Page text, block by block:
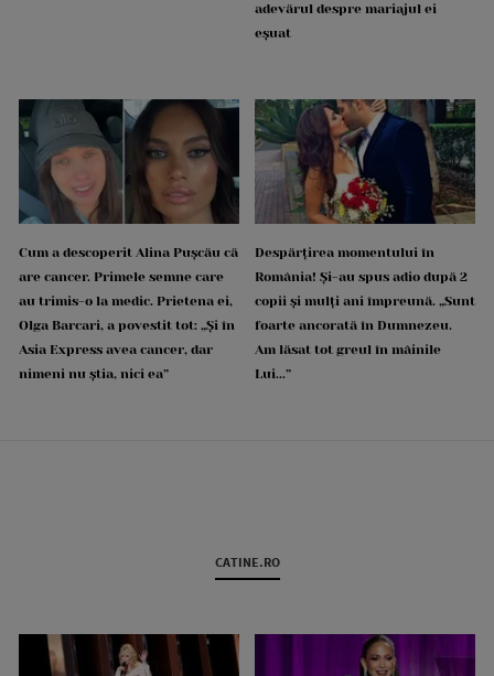
adevărul despre mariajul ei
eșuat
Cum a descoperit Alina Pușcău că
are cancer. Primele semne care
au trimis-o la medic. Prietena ei,
Olga Barcari, a povestit tot: „Și în
Asia Express avea cancer, dar
nimeni nu știa, nici ea”
Despărțirea momentului în
România! Și-au spus adio după 2
copii și mulți ani împreună. „Sunt
foarte ancorată în Dumnezeu.
Am lăsat tot greul în mâinile
Lui...”
CATINE.RO